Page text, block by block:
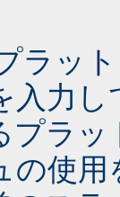
ラッ
入力
プラ
の使